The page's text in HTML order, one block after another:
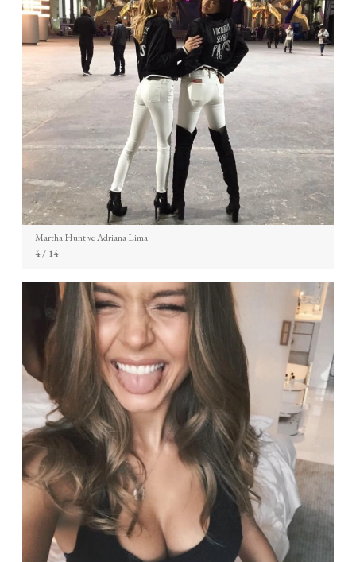
Martha Hunt ve Adriana Lima
4/ 14